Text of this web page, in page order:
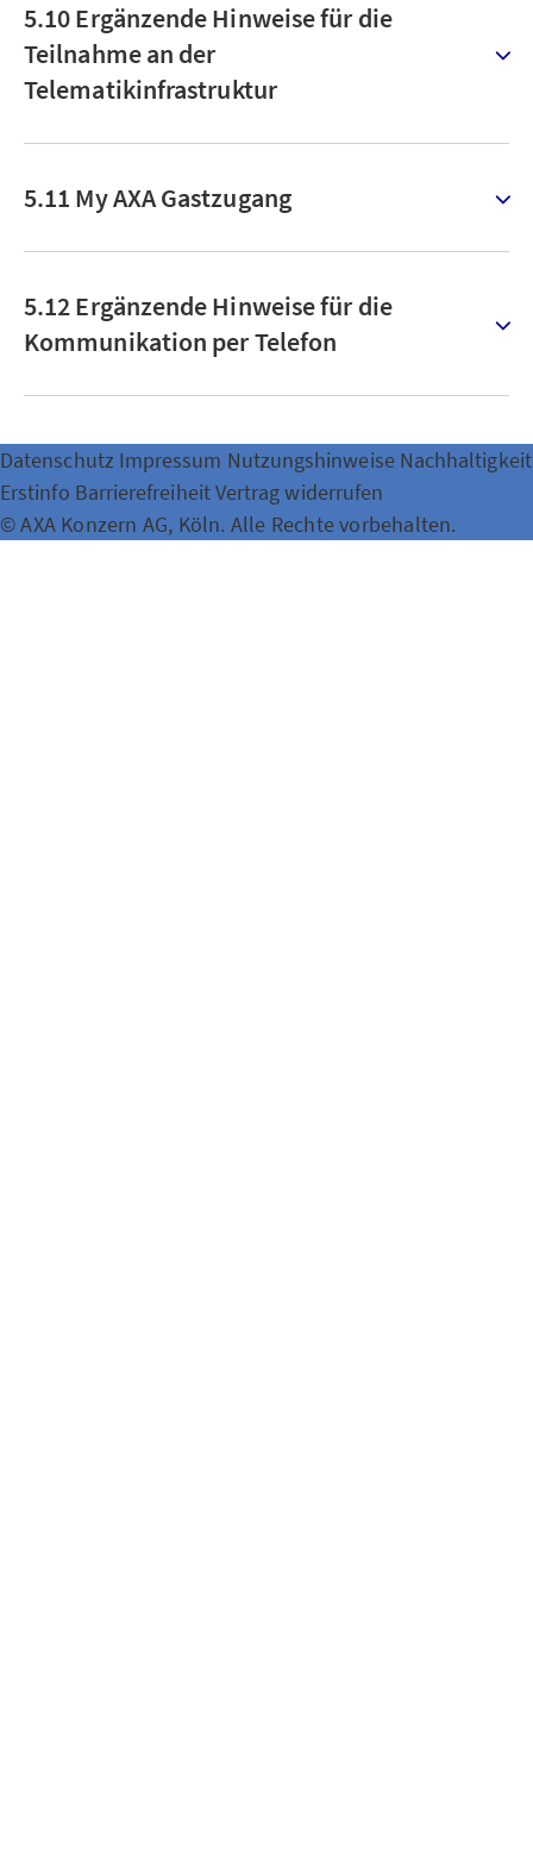
5.10 Ergänzende Hinweise für die
Teilnahme an der
Telematikinfrastruktur
5.11 My AXA Gastzugang
5.12 Ergänzende Hinweise für die
Kommunikation per Telefon
Datenschutz Impressum Nutzungshinweise Nachhaltigkeit
Erstinfo BarrierefreiheitVertrag widerrufen
© AXA Konzern AG, Köln. Alle Rechte vorbehalten.